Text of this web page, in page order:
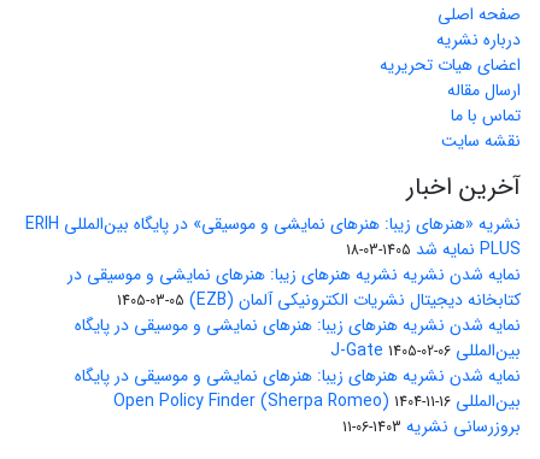
صفحه اصلی
درباره نشریه
اعضای هیات تحریریه
ارسال مقاله
تماس با ما
نقشه سایت
آخرین اخبار
نشریه «هنرهای زیبا: هنرهای نمایشی و موسیقی» در پایگاه بین‌المللی ERIH
PLUS نمایه شد
1405-03-18
نمایه شدن نشریه نشریه هنرهای زیبا: هنرهای نمایشی و موسیقی در
کتابخانه دیجیتال نشریات الکترونیکی آلمان (EZB)
1405-03-05
نمایه شدن نشریه هنرهای زیبا: هنرهای نمایشی و موسیقی در پایگاه
بین‌المللی J-Gate 1405-02-06
نمایه شدن نشریه هنرهای زیبا: هنرهای نمایشی و موسیقی در پایگاه
بین‌المللی Open Policy Finder (Sherpa Romeo) 1404-11-16
بروزرسانی نشریه 1403-06-11